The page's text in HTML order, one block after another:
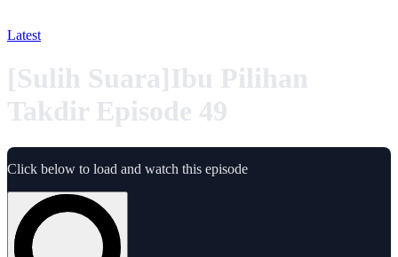
Latest
[Sulih Suara]Ibu Pilihan
Takdir Episode 49
Click below to load and watch this episode